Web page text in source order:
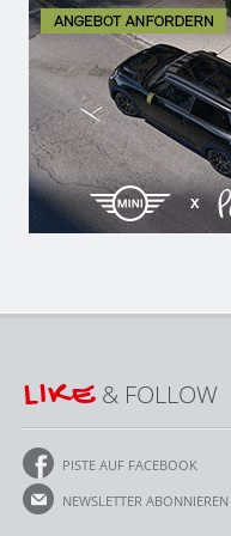
LIKE& FOLLOW
PISTE AUF FACEBOOK
NEWSLETTER ABONNIEREN